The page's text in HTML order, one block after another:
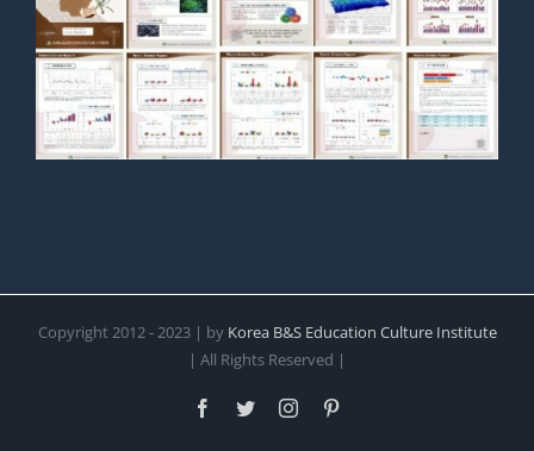
Copyright 2012 - 2023 | by Korea B&S Education Culture Institute
| All Rights Reserved |
Facebook
TwitterInstagram